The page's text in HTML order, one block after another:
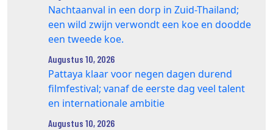
Nachtaanval in een dorp in Zuid-Thailand;
een wild zwijn verwondt een koe en doodde
een tweede koe.
Augustus 10, 2026
Pattaya klaar voor negen dagen durend
filmfestival; vanaf de eerste dag veel talent
en internationale ambitie
Augustus 10, 2026